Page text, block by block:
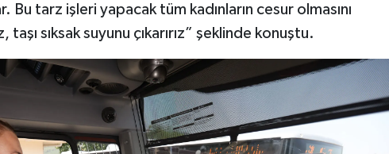
tarz işleri yapacak tüm kadınların cesur olmasını
sıksak suyunu çıkarırız” şeklinde konuştu.